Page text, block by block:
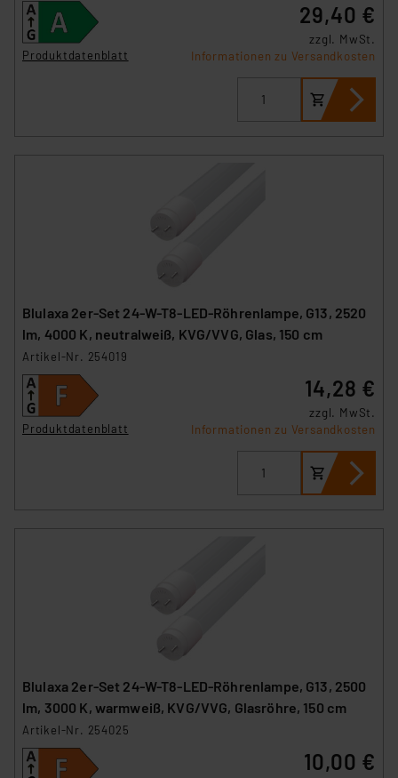
Produktdatenblatt
29,40 €
zzgl. MwSt.
Informationen zu Versandkosten
Blulaxa 2er-Set 24-W-T8-LED-Röhrenlampe, G13, 2520
lm, 4000 K, neutralweiß, KVG/VVG, Glas, 150 cm
Artikel-Nr. 254019
Produktdatenblatt
14,28 €
zzgl. MwSt.
Informationen zu Versandkosten
Blulaxa 2er-Set 24-W-T8-LED-Röhrenlampe, G13, 2500
lm, 3000 K, warmweiß, KVG/VVG, Glasröhre, 150 cm
Artikel-Nr. 254025
10,00 €